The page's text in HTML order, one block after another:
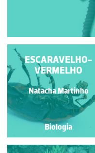
PEIXE-VOADOR
Ana Antunes
Biologia
ESCARAVELHO-
VERMELHO
Natacha Martinho
Biologia